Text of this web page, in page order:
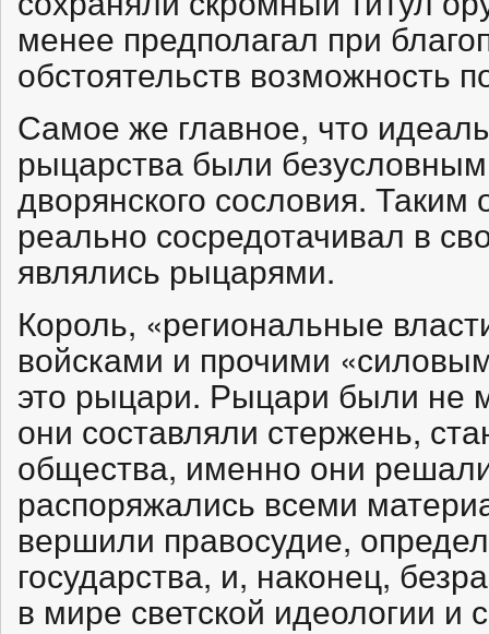
менее предполагал при
обстоятельств возможность
Самое же главное, что
рыцарства были
дворянского сословия. Таким
реально сосредотачивал в
являлись рыцарями.
Король, «региональные
войсками и прочими
это рыцари. Рыцари были не
они составляли стержень,
общества, именно они
распоряжались всеми
вершили правосудие,
государства, и, наконец,
в мире светской идеологии и